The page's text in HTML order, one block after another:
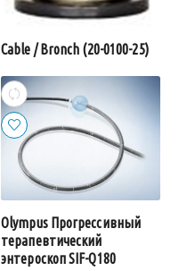
Cable / Bronch (20-0100-25)
Olympus Прогрессивный
терапевтический
энтероскоп SIF-Q180